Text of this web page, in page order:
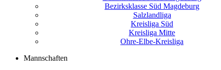
Bezirksklasse Süd Magdeburg
Salzlandliga
Kreisliga Süd
Kreisliga Mitte
Ohre-Elbe-Kreisliga
Mannschaften